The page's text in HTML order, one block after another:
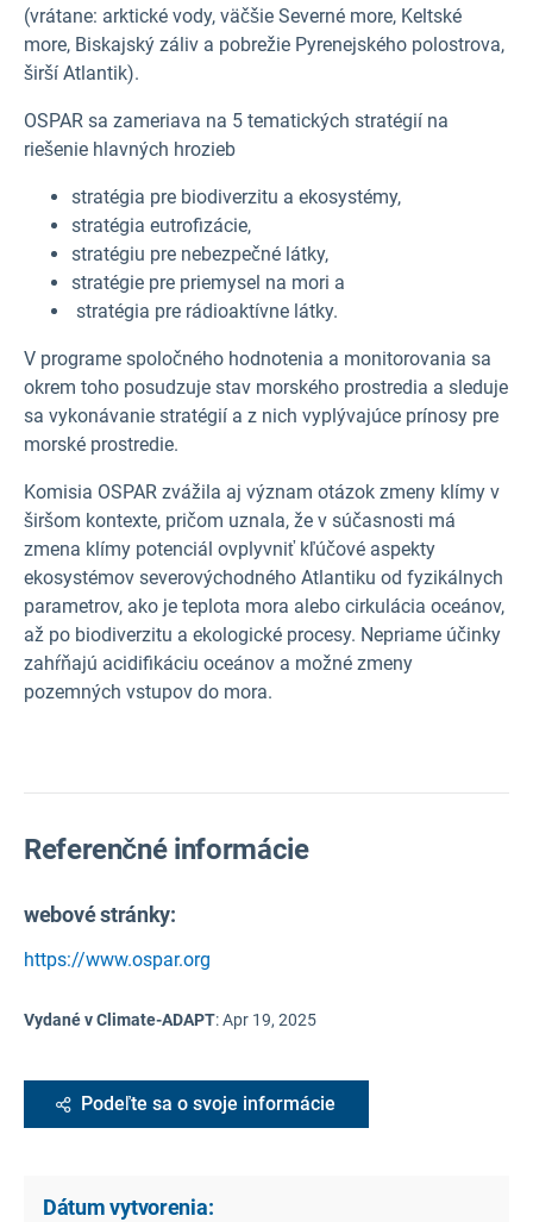
(vrátane: arktické vody, väčšie Severné more, Keltské
more, Biskajský záliv a pobrežie Pyrenejského polostrova,
širší Atlantik).
OSPAR sa zameriava na 5 tematických stratégií na
riešenie hlavných hrozieb
stratégia pre biodiverzitu a ekosystémy,
stratégia eutrofizácie,
stratégiu pre nebezpečné látky,
stratégie pre priemysel na mori a
stratégia pre rádioaktívne látky.
V programe spoločného hodnotenia a monitorovania sa
okrem toho posudzuje stav morského prostredia a sleduje
sa vykonávanie stratégií a z nich vyplývajúce prínosy pre
morské prostredie.
Komisia OSPAR zvážila aj význam otázok zmeny klímy v
širšom kontexte, pričom uznala, že v súčasnosti má
zmena klímy potenciál ovplyvniť kľúčové aspekty
ekosystémov severovýchodného Atlantiku od fyzikálnych
parametrov, ako je teplota mora alebo cirkulácia oceánov,
až po biodiverzitu a ekologické procesy. Nepriame účinky
zahŕňajú acidifikáciu oceánov a možné zmeny
pozemných vstupov do mora.
Referenčné informácie
webové stránky:
https://www.ospar.org
Vydané v Climate-ADAPT:Apr 19, 2025
Podeľte sa o svoje informácie
Dátum vytvorenia: